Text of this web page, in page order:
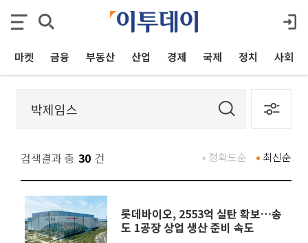
마켓 금융 부동산 산업 경제 국제 정치 사회
검색결과 총 30 건 최신순
정확도순
롯데바이오, 2553억 실탄 확보…송
도 1공장 상업 생산 준비 속도